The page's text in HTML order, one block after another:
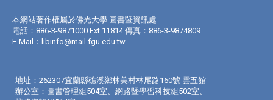
本網站著作權屬於佛光大學 圖書暨資訊處
電話：886-3-9871000 Ext.11814 傳真：886-3-9874809
E-Mail： libinfo@mail.fgu.edu.tw
地址：262307宜蘭縣礁溪鄉林美村林尾路160號 雲五館
辦公室：圖書管理組504室、網路暨學習科技組502室、